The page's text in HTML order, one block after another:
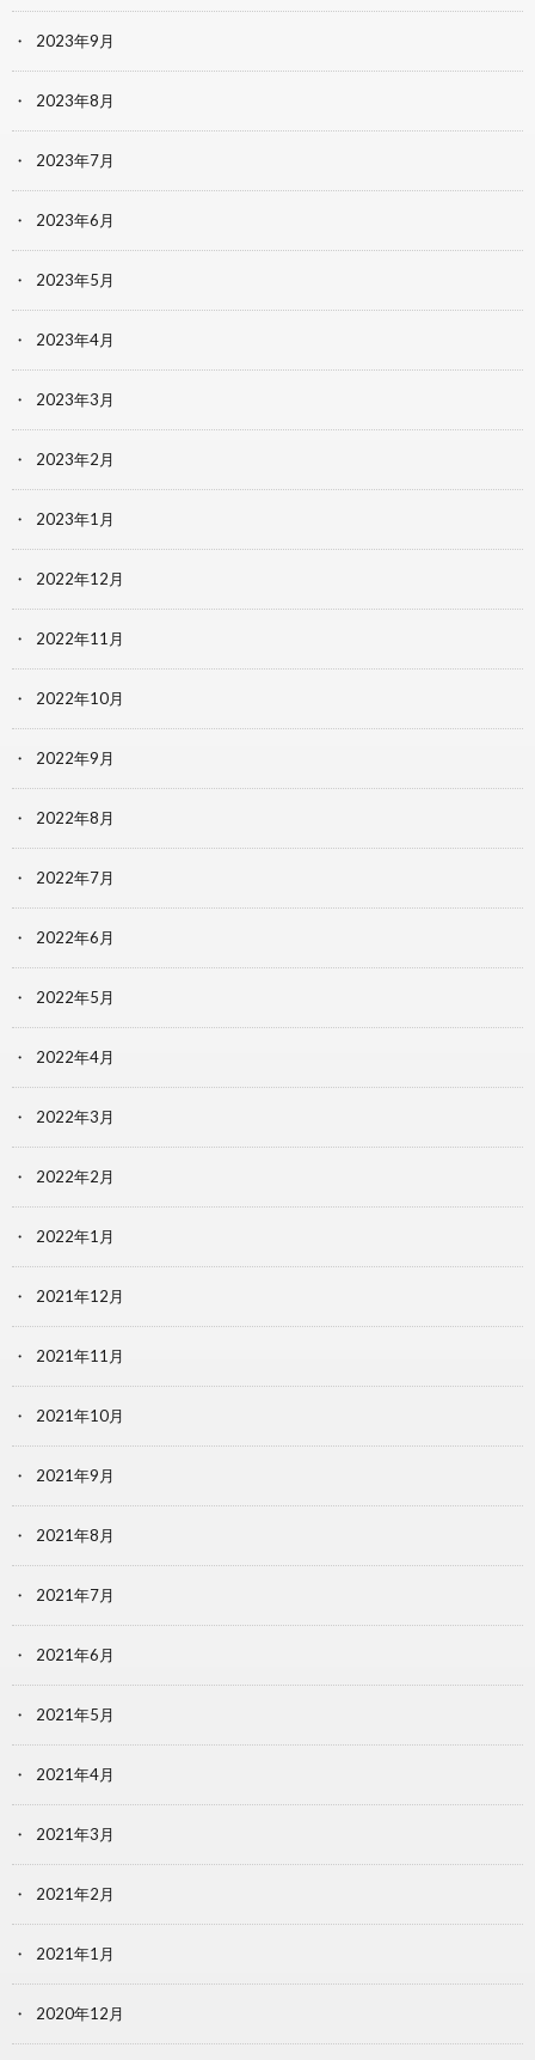
2023年9月
2023年8月
2023年7月
2023年6月
2023年5月
2023年4月
2023年3月
2023年2月
2023年1月
2022年12月
2022年11月
2022年10月
2022年9月
2022年8月
2022年7月
2022年6月
2022年5月
2022年4月
2022年3月
2022年2月
2022年1月
2021年12月
2021年11月
2021年10月
2021年9月
2021年8月
2021年7月
2021年6月
2021年5月
2021年4月
2021年3月
2021年2月
2021年1月
2020年12月